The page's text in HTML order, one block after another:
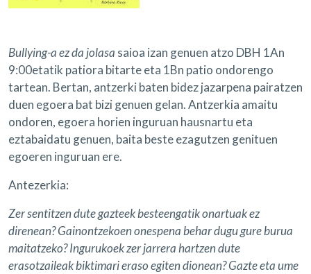
Bullying-a ez da jolasa saioa izan genuen atzo DBH 1An
9:00etatik patiora bitarte eta 1Bn patio ondorengo
tartean. Bertan, antzerki baten bidez jazarpena pairatzen
duen egoera bat bizi genuen gelan. Antzerkia amaitu
ondoren, egoera horien inguruan hausnartu eta
eztabaidatu genuen, baita beste ezagutzen genituen
egoeren inguruan ere.
Antezerkia:
Zer sentitzen dute gazteek besteengatik onartuak ez
direnean? Gainontzekoen onespena behar dugu gure burua
maitatzeko? Ingurukoek zer jarrera hartzen dute
erasotzaileak biktimari eraso egiten dionean? Gazte eta ume